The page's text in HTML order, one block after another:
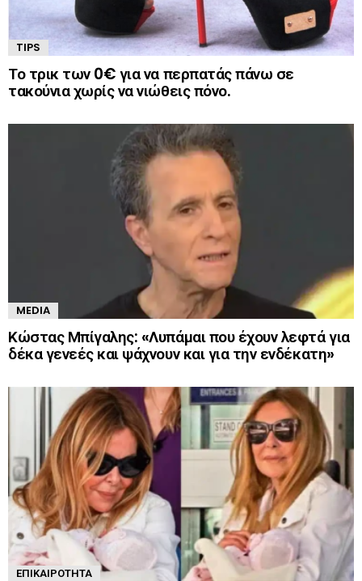
TIPS
Το τρικ των 0€ για να περπατάς πάνω σε
τακούνια χωρίς να νιώθεις πόνο.
MEDIA
Κώστας Μπίγαλης: «Λυπάμαι που έχουν λεφτά για
δέκα γενεές και ψάχνουν και για την ενδέκατη»
ΕΠΙΚΑΙΡΌΤΗΤΑ